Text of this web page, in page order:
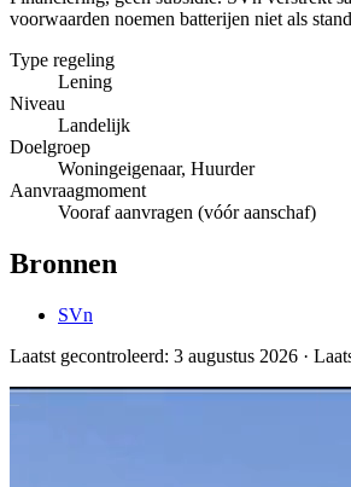
voorwaarden noemen batterijen niet als
Type regeling
Lening
Niveau
Landelijk
Doelgroep
Woningeigenaar, Huurder
Aanvraagmoment
Vooraf aanvragen (vóór aanschaf)
Bronnen
SVn
Laatst gecontroleerd: 3 augustus 2026 ·